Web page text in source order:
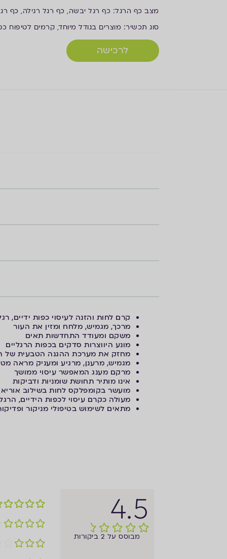
מצב כף הרגל: כף רגל יבשה, כף רגל רגילה, כף
סוג תכשיר: מוצרים בגודל מיוחד, קרמים לטיפוח
לרכישה
קרם לחות והזנה לעיסוי כפות ידיים,
מרכך, מגמיש, מלחח ומזין את העור
משקם ומעודד התחדשות תאים
מונע היווצרות סדקים בכפות הרגליים
מחזק את מערכת ההגנה הטבעית של
מגמיש, מרענן, מרגיע ומעניק מראה
מרקם מענג המאפשר עיסוי ממושך
אינו מותיר תחושת שומניות ודביקות
מועשר בקומפלקס לחות בשילוב
מעולה כקרם עיסוי לכפות הידיים,
מתאים לשימוש בטיפולי מניקור
4.5
מבוסס על 2 ביקורות